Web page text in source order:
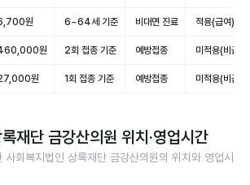
원 6~64세 기준 비대면 진료 적용(급여)
원 2회 접종 기준 예방접종 미적용(비급여)
원 1회 접종 기준 예방접종 미적용(비급여)
재단 금강산의원 위치·영업시간
사회복지법인 상록재단 금강산의원의 위치와 영업시